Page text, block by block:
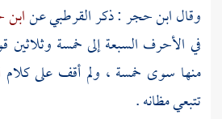
وقالابن حجر: ذكرالقرطبيعنابن
في الأحرف السبعة إلى خمسة وثلاثين
منها سوى خمسة ، ولم أقف على كلام
تتبعي مظانه .